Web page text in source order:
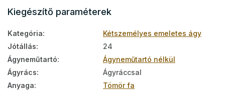
Kiegészítő paraméterek
Kategória:
Kétszemélyes emeletes ágy
Jótállás:
24
Ágyneműtartó:
Ágyneműtartó nélkül
Ágyrács:
Ágyráccsal
Anyaga:
Tömör fa